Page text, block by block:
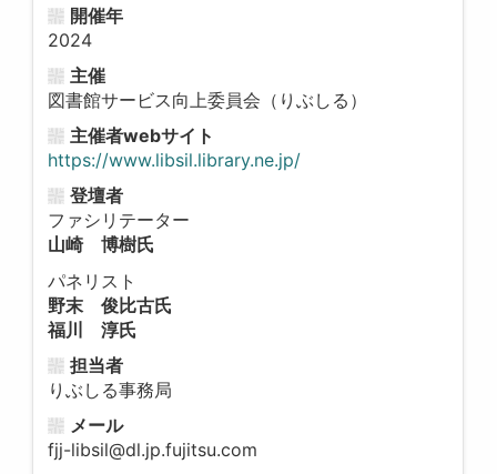
開催年
2024
主催
図書館サービス向上委員会（りぶしる）
主催者webサイト
https://www.libsil.library.ne.jp/
登壇者
ファシリテーター
山崎 博樹氏
パネリスト
野末 俊比古氏
福川 淳氏
担当者
りぶしる事務局
メール
fjj-libsil@dl.jp.fujitsu.com